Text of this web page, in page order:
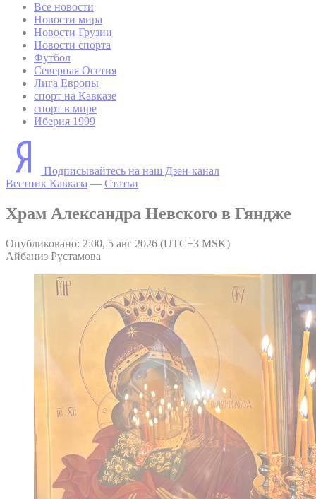
Все новости
Новости мира
Новости Грузии
Новости спорта
Футбол
Северная Осетия
Лига Европы
спорт на Кавказе
спорт в мире
Иберия 1999
Подписывайтесь на наш Дзен-канал
Вестник Кавказа — Статьи
Храм Александра Невского в Гяндже
Опубликовано: 2:00, 5 авг 2026 (UTC+3 MSK)
Айбаниз Рустамова